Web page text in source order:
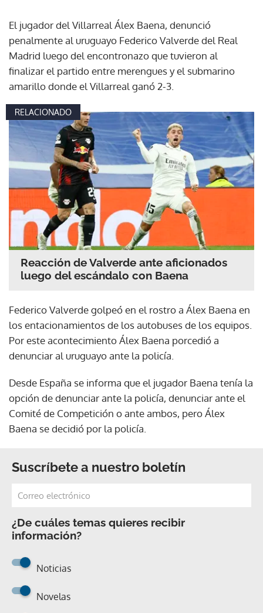
El jugador del Villarreal Álex Baena, denunció
penalmente al uruguayo Federico Valverde del Real
Madrid luego del encontronazo que tuvieron al
finalizar el partido entre merengues y el submarino
amarillo donde el Villarreal ganó 2-3.
RELACIONADO
Reacción de Valverde ante aficionados
luego del escándalo con Baena
Federico Valverde golpeó en el rostro a Álex Baena en
los entacionamientos de los autobuses de los equipos.
Por este acontecimiento Álex Baena porcedió a
denunciar al uruguayo ante la policía.
Desde España se informa que el jugador Baena tenía la
opción de denunciar ante la policía, denunciar ante el
Comité de Competición o ante ambos, pero Álex
Baena se decidió por la policía.
Suscríbete a nuestro boletín
¿De cuáles temas quieres recibir
información?
Noticias
Novelas